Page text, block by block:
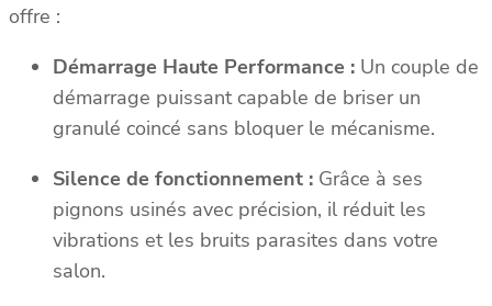
offre :
Démarrage Haute Performance : Un couple de
démarrage puissant capable de briser un
granulé coincé sans bloquer le mécanisme.
Silence de fonctionnement : Grâce à ses
pignons usinés avec précision, il réduit les
vibrations et les bruits parasites dans votre
salon.